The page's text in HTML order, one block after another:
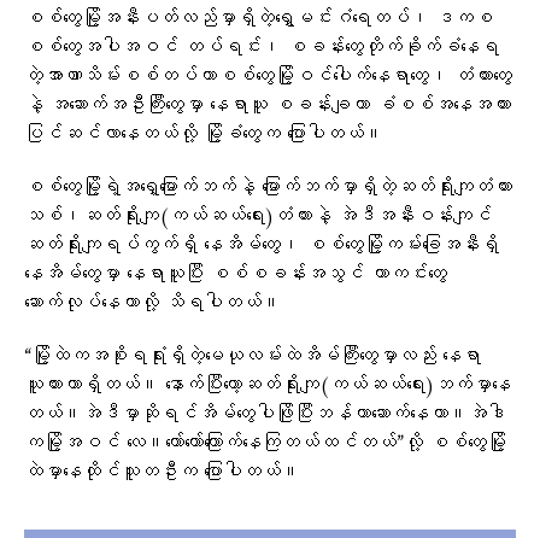
စစ်တွေမြို့အနီးပတ်လည်မှာရှိတဲ့ရွှေမင်းဂံရေတပ်၊ ဒကစ
စစ်တွေအပါအဝင် တပ်ရင်း၊ စခန်းတွေတိုက်ခိုက်ခံနေရ
တဲ့အာဏာသိမ်းစစ်တပ်ဟာစစ်တွေမြို့ဝင်ပေါက်နေရာတွေ၊ တံတားတွေ
နဲ့ အဆောက်အဦးကြီးတွေမှာ နေရာယူ စခန်းချကာ ခံစစ်အနေအထား
ပြင်ဆင်လာနေတယ်လို့ မြို့ခံတွေက ပြောပါတယ်။
စစ်တွေမြို့ရဲ့အရှေ့မြောက်ဘက်နဲ့ မြောက်ဘက်မှာရှိတဲ့ဆတ်ရိုးကျတံတား
သစ်၊ဆတ်ရိုးကျ(ကယ်ဆယ်ရေး)တံတားနဲ့ အဲဒီအနီးဝန်းကျင်
ဆတ်ရိုးကျရပ်ကွက်ရှိ နေအိမ်တွေ၊ စစ်တွေမြို့ကမ်းခြေအနီးရှိ
နေအိမ်တွေမှာ နေရာယူပြီး စစ်စခန်းအသွင် ကာကင်းတွေ
ဆောက်လုပ်နေတာလို့ သိရပါတယ်။
“မြို့ထဲကအစိုးရရုံးရှိတဲ့မေယုလမ်းထဲအိမ်ကြီးတွေမှာလည်း နေရာ
ယူထားတာရှိတယ်။ နောက်ပြီးတော့ဆတ်ရိုးကျ(ကယ်ဆယ်ရေး)ဘက်မှာနေ
တယ်။အဲဒီမှာဆိုရင်အိမ်တွေပါဖြိုပြီးဘန်ကာဆောက်နေတာ။အဲဒါ
ကမြို့အဝင် လေ။တော်တော်ကြောက်နေကြတယ်ထင်တယ်”လို့ စစ်တွေမြို့
ထဲမှာနေထိုင်သူတဦးက ပြောပါတယ်။